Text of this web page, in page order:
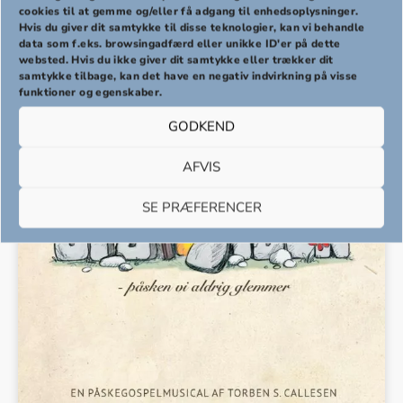
cookies til at gemme og/eller få adgang til enhedsoplysninger.
Hvis du giver dit samtykke til disse teknologier, kan vi behandle
data som f.eks. browsingadfærd eller unikke ID'er på dette
websted. Hvis du ikke giver dit samtykke eller trækker dit
samtykke tilbage, kan det have en negativ indvirkning på visse
funktioner og egenskaber.
GODKEND
AFVIS
SE PRÆFERENCER
kr.100,00
PREVIOUS